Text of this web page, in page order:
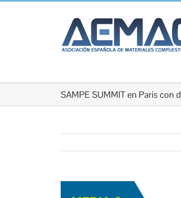
Saltar
SAMPE SUMMIT en Paris con
imagen